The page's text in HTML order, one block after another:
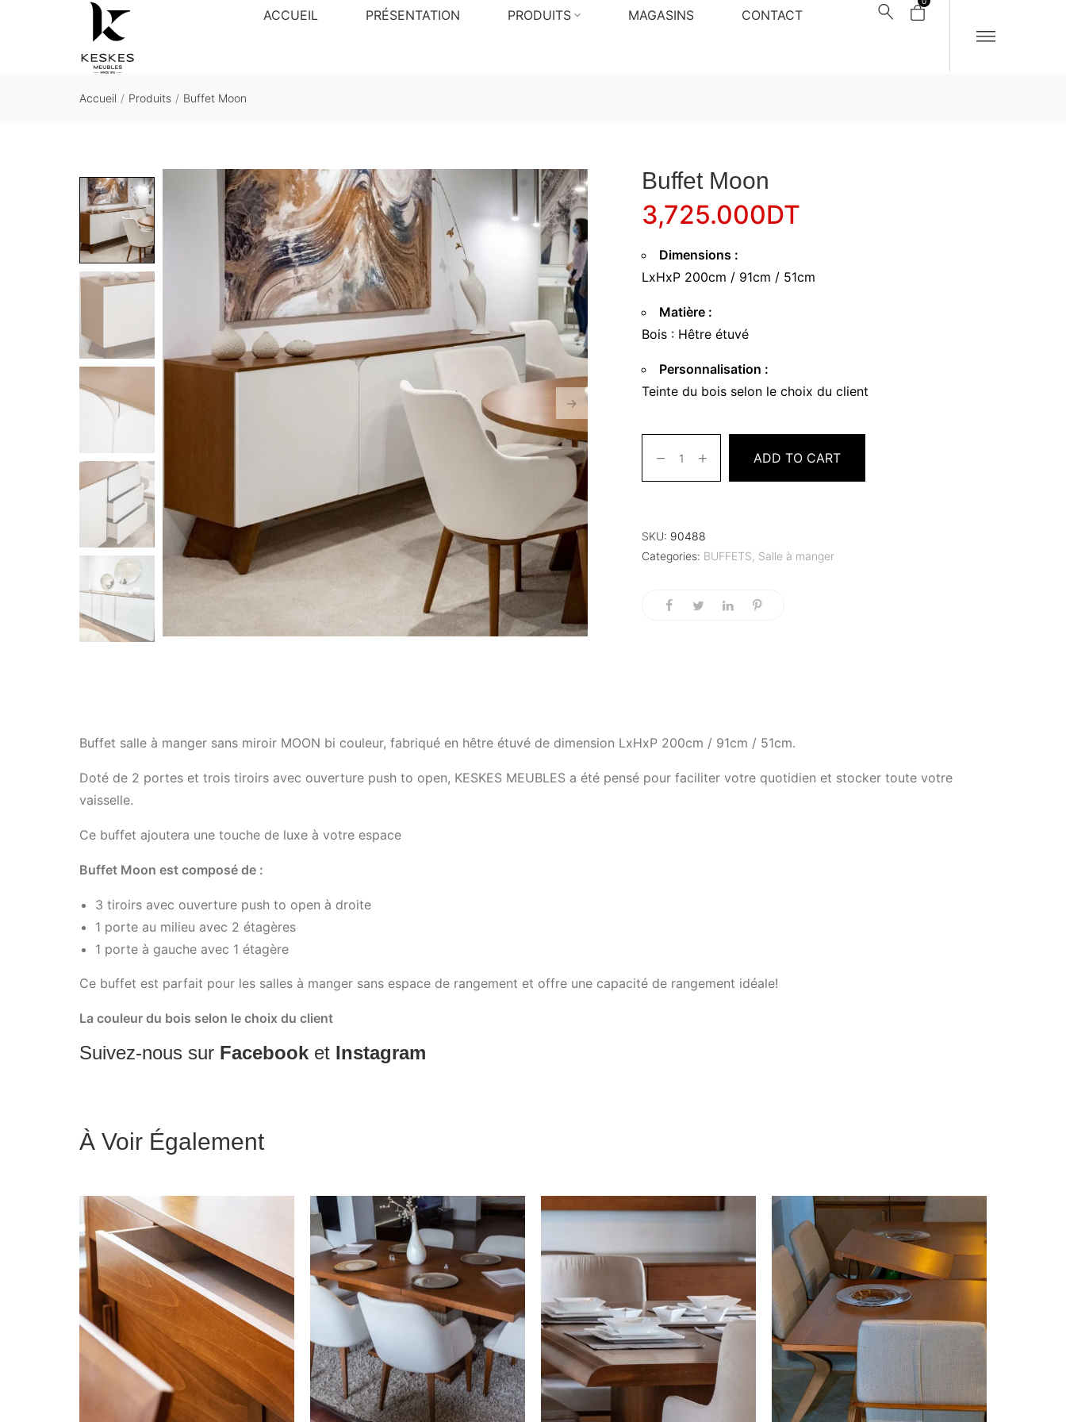
ACCUEIL PRÉSENTATION PRODUITS MAGASINS CONTACT
Accueil / Produits / Buffet Moon
Buffet Moon
3,725.000DT
Dimensions :
LxHxP 200cm / 91cm / 51cm
Matière :
Bois : Hêtre étuvé
Personnalisation :
Teinte du bois selon le choix du client
ADD TO CART
SKU: 90488
Categories: BUFFETS, Salle à manger
Buffet salle à manger sans miroir MOON bi couleur, fabriqué en hêtre étuvé de dimension LxHxP 200cm / 91cm / 51cm.
Doté de 2 portes et trois tiroirs avec ouverture push to open, KESKES MEUBLES a été pensé pour faciliter votre quotidien et stocker toute votre
vaisselle.
Ce buffet ajoutera une touche de luxe à votre espace
Buffet Moon est composé de :
3 tiroirs avec ouverture push to open à droite
1 porte au milieu avec 2 étagères
1 porte à gauche avec 1 étagère
Ce buffet est parfait pour les salles à manger sans espace de rangement et offre une capacité de rangement idéale!
La couleur du bois selon le choix du client
Suivez-nous sur Facebook et Instagram
À Voir Également